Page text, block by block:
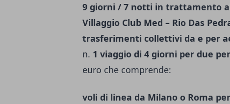
9 giorni / 7 notti in trattamento
Villaggio Club Med – Rio Das
trasferimenti collettivi da e per
n. 1 viaggio di 4 giorni per due
euro che comprende:
voli di linea da Milano o Roma